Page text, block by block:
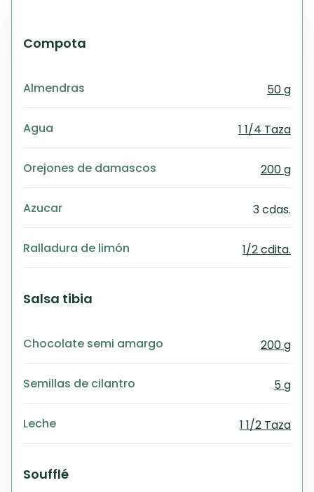
Compota
Almendras 50 g
Agua 1 1/4 Taza
Orejones de damascos 200 g
Azucar 3 cdas.
Ralladura de limón 1/2 cdita.
Salsa tibia
Chocolate semi amargo 200 g
Semillas de cilantro 5 g
Leche 1 1/2 Taza
Soufflé